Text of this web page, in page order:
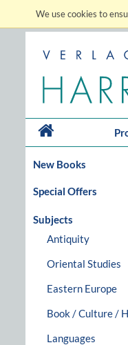
We use cookies to
New Books
Special Offers
Subjects
Antiquity
Oriental Studies
Eastern Europe
Book / Culture /
Languages